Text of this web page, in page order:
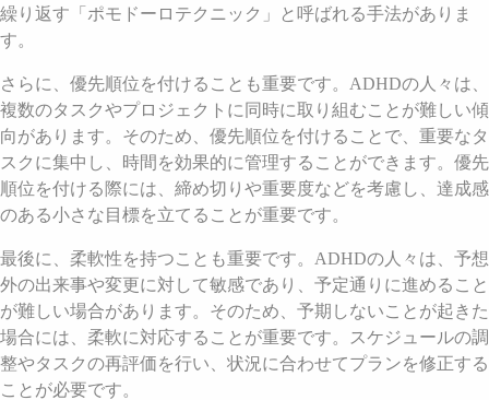
繰り返す「ポモドーロテクニック」と呼ばれる手法がありま
す。
さらに、優先順位を付けることも重要です。ADHDの人々は、
複数のタスクやプロジェクトに同時に取り組むことが難しい傾
向があります。そのため、優先順位を付けることで、重要なタ
スクに集中し、時間を効果的に管理することができます。優先
順位を付ける際には、締め切りや重要度などを考慮し、達成感
のある小さな目標を立てることが重要です。
最後に、柔軟性を持つことも重要です。ADHDの人々は、予想
外の出来事や変更に対して敏感であり、予定通りに進めること
が難しい場合があります。そのため、予期しないことが起きた
場合には、柔軟に対応することが重要です。スケジュールの調
整やタスクの再評価を行い、状況に合わせてプランを修正する
ことが必要です。